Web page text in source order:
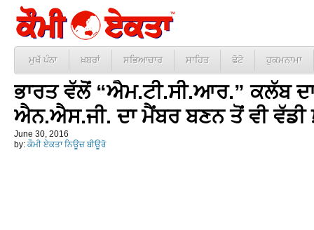
ਮੁਖੱ ਪੰਨਾ ਖ਼ਬਰਾਂ ਸਭਿਆਚਾਰ ਸਾਹਿਤ ਫੋਟੋ ਹੁਕਮਨਾਮਾ
ਭਾਰਤ ਵੱਲੋਂ “ਐਮ.ਟੀ.ਸੀ.ਆਰ.” ਕਲੱਬ
ਐਨ.ਐਸ.ਜੀ. ਦਾ ਮੈਂਬਰ ਬਣਨ ਤੋਂ ਵੀ ਵੱਡੀ
June 30, 2016
by: ਕੌਮੀ ਏਕਤਾ ਨਿਊਜ਼ ਬੀਊਰੋ